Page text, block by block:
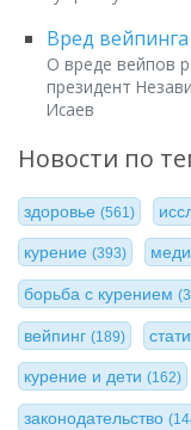
Вред
О вреде вейпов
президент
Исаев
Новости по
здоровье (561)
курение (393)
борьба с курением
вейпинг (189)
курение и дети (162)
законодательство